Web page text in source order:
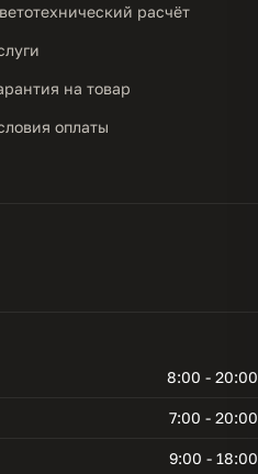
расчёт
на товар
оплаты
8:00 - 20:00
7:00 - 20:00
9:00 - 18:00